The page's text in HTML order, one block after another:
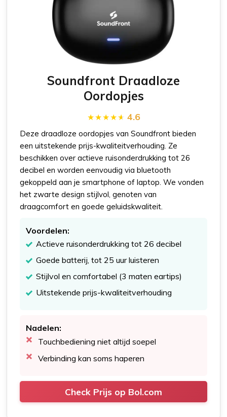
Soundfront Draadloze
Oordopjes
4.6
Deze draadloze oordopjes van Soundfront bieden
een uitstekende prijs-kwaliteitverhouding. Ze
beschikken over actieve ruisonderdrukking tot 26
decibel en worden eenvoudig via bluetooth
gekoppeld aan je smartphone of laptop. We vonden
het zwarte design stijlvol, genoten van
draagcomfort en goede geluidskwaliteit.
Voordelen:
Actieve ruisonderdrukking tot 26 decibel
Goede batterij, tot 25 uur luisteren
Stijlvol en comfortabel (3 maten eartips)
Uitstekende prijs-kwaliteitverhouding
Nadelen:
Touchbediening niet altijd soepel
Verbinding kan soms haperen
Check Prijs op Bol.com